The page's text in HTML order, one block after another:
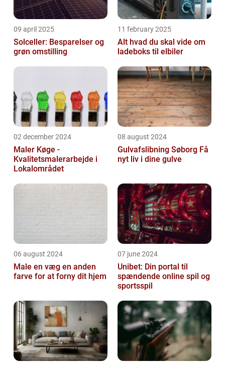
09 april 2025
Solceller: Besparelser og
grøn omstilling
11 february 2025
Alt hvad du skal vide om
ladeboks til elbiler
02 december 2024
Maler Køge -
Kvalitetsmalerarbejde i
Lokalområdet
08 august 2024
Gulvafslibning Søborg Få
nyt liv i dine gulve
06 august 2024
Male en væg en anden
farve for at forny dit hjem
07 june 2024
Unibet: Din portal til
spændende online spil og
sportsspil